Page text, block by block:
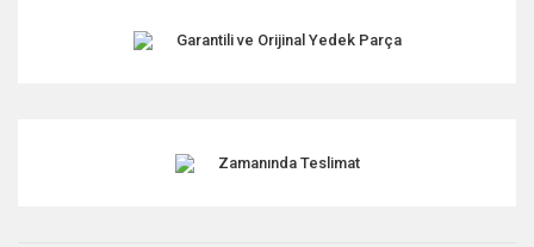
Garantili ve Orijinal Yedek Parça
Zamanında Teslimat